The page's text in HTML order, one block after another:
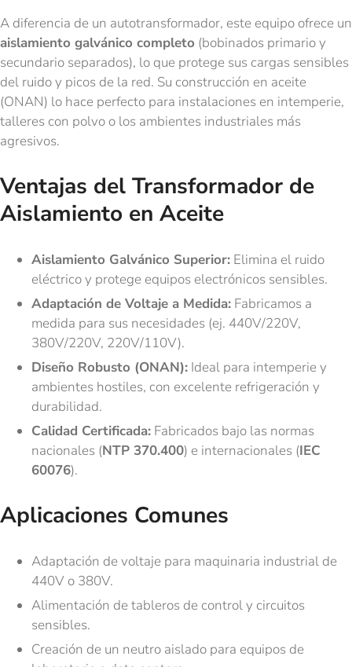
A diferencia de un autotransformador, este equipo ofrece un
aislamiento galvánico completo (bobinados primario y
secundario separados), lo que protege sus cargas sensibles
del ruido y picos de la red. Su construcción en aceite
(ONAN) lo hace perfecto para instalaciones en intemperie,
talleres con polvo o los ambientes industriales más
agresivos.
Ventajas del Transformador de
Aislamiento en Aceite
Aislamiento Galvánico Superior: Elimina el ruido
eléctrico y protege equipos electrónicos sensibles.
Adaptación de Voltaje a Medida: Fabricamos a
medida para sus necesidades (ej. 440V/220V,
380V/220V, 220V/110V).
Diseño Robusto (ONAN): Ideal para intemperie y
ambientes hostiles, con excelente refrigeración y
durabilidad.
Calidad Certificada: Fabricados bajo las normas
nacionales (NTP 370.400) e internacionales (IEC
60076).
Aplicaciones Comunes
Adaptación de voltaje para maquinaria industrial de
440V o 380V.
Alimentación de tableros de control y circuitos
sensibles.
Creación de un neutro aislado para equipos de